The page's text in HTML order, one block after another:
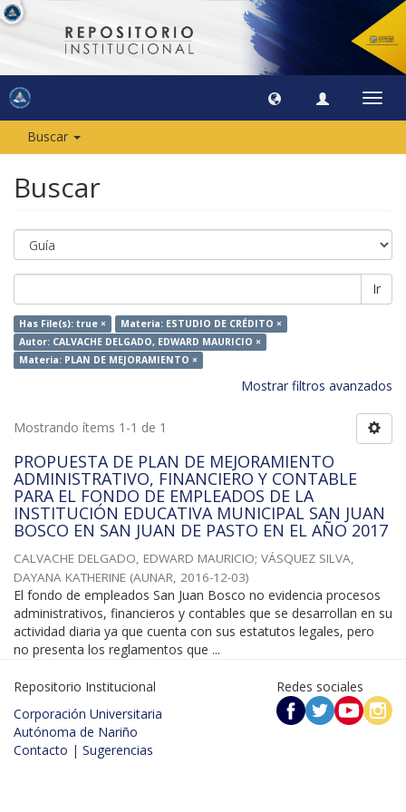
Buscar
Buscar
Ir
Has File(s): true ×
Materia: ESTUDIO DE CRÉDITO ×
Autor: CALVACHE DELGADO, EDWARD MAURICIO ×
Materia: PLAN DE MEJORAMIENTO ×
Mostrar filtros avanzados
Mostrando ítems 1-1 de 1
PROPUESTA DE PLAN DE MEJORAMIENTO
ADMINISTRATIVO, FINANCIERO Y CONTABLE
PARA EL FONDO DE EMPLEADOS DE LA
INSTITUCIÓN EDUCATIVA MUNICIPAL SAN JUAN
BOSCO EN SAN JUAN DE PASTO EN EL AÑO 2017
CALVACHE DELGADO, EDWARD MAURICIO; VÁSQUEZ SILVA,
DAYANA KATHERINE (AUNAR, 2016-12-03)
El fondo de empleados San Juan Bosco no evidencia procesos
administrativos, financieros y contables que se desarrollan en su
actividad diaria ya que cuenta con sus estatutos legales, pero
no presenta los reglamentos que ...
Repositorio Institucional
Corporación Universitaria
Autónoma de Nariño
Contacto | Sugerencias
Redes sociales